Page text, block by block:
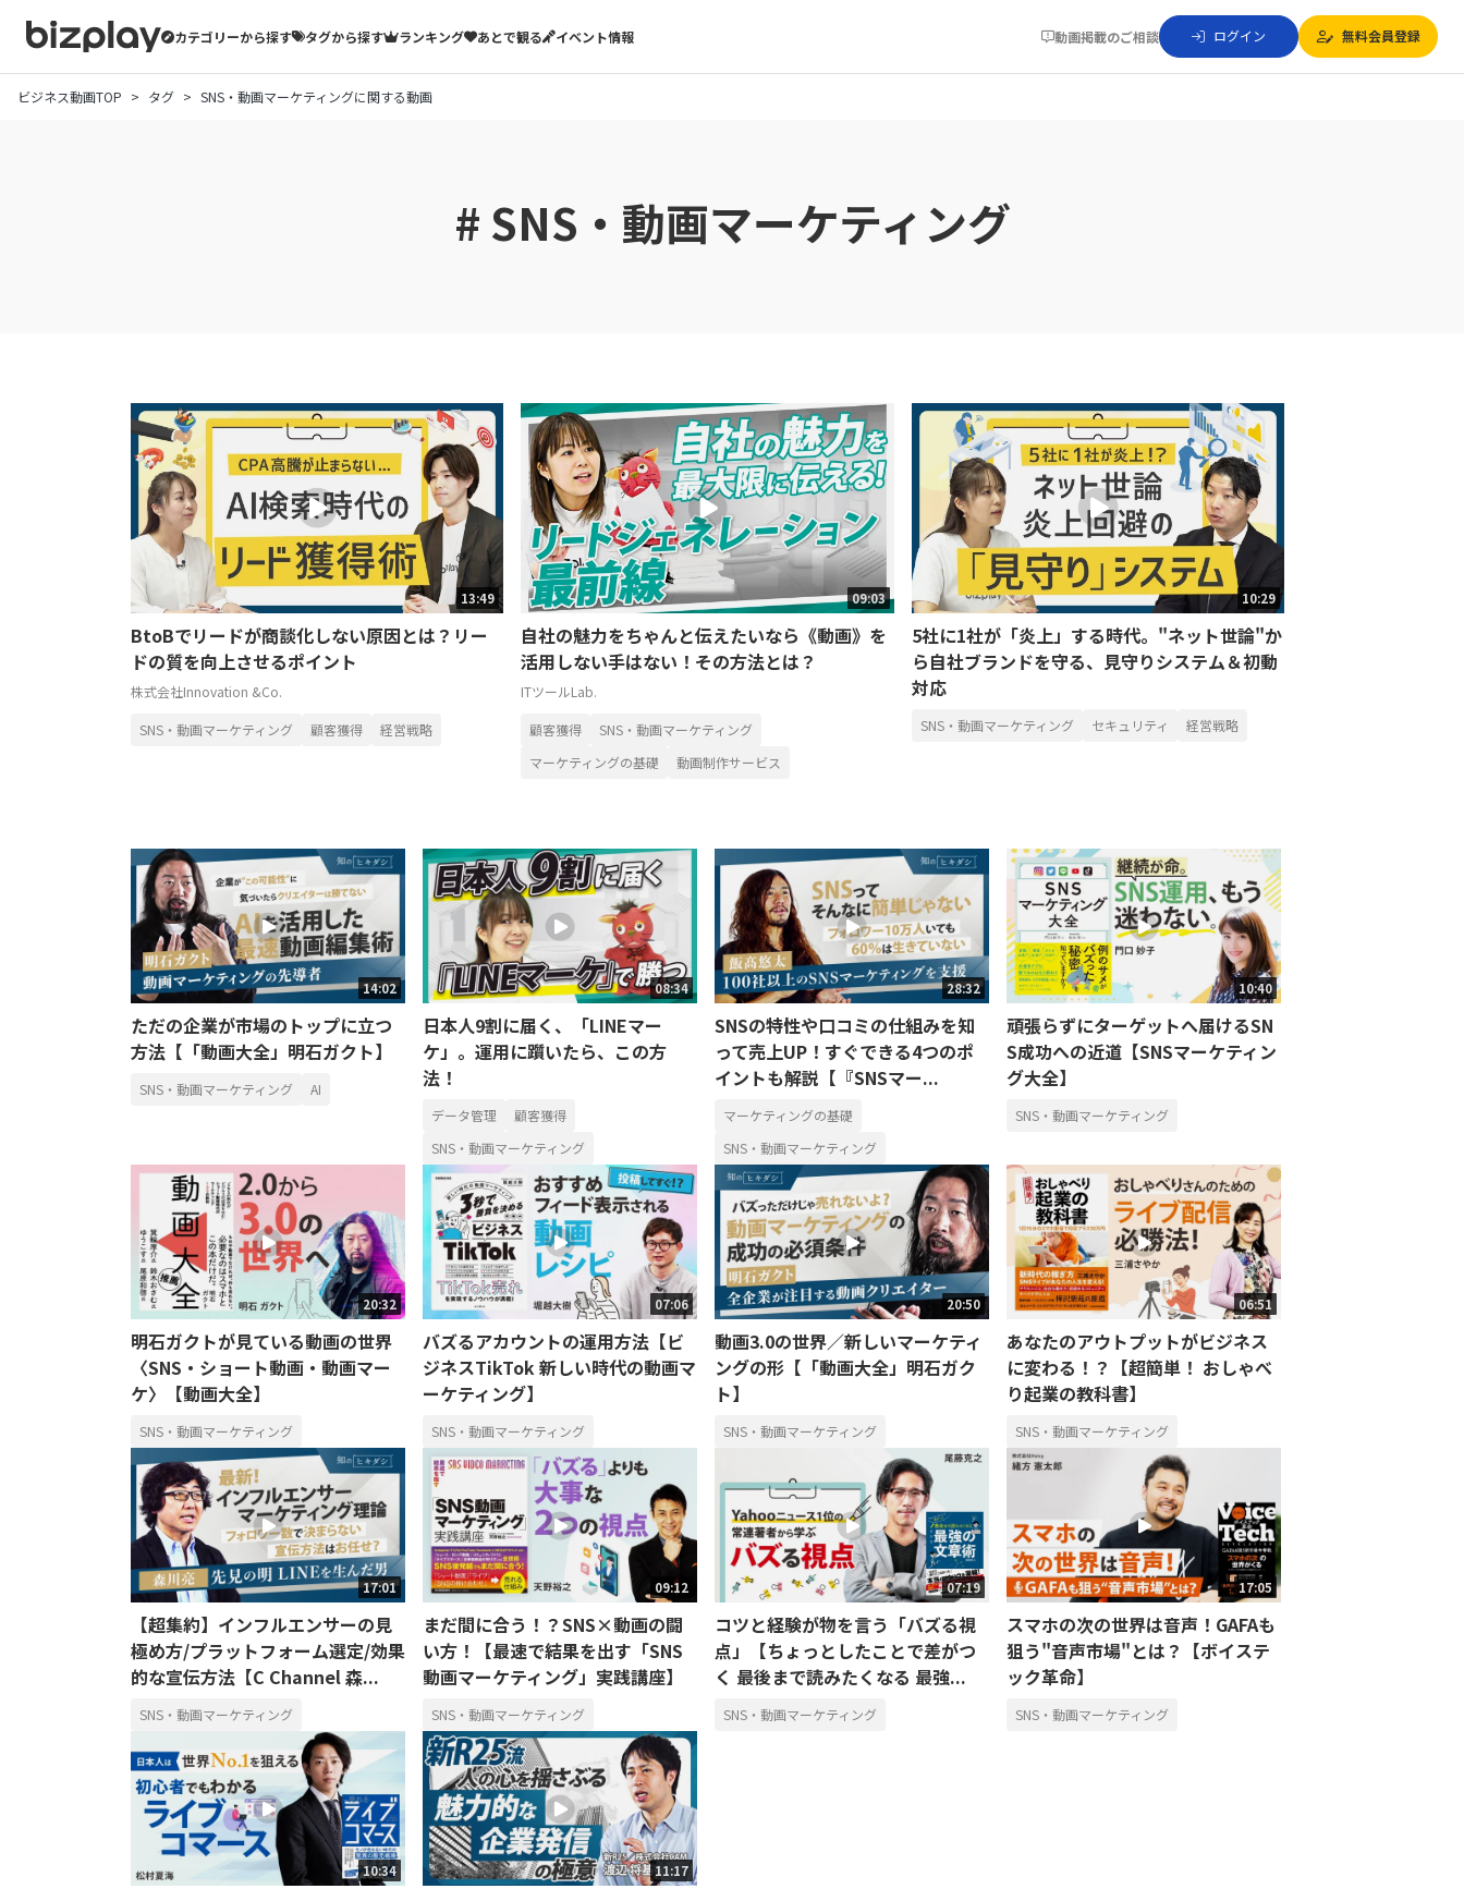
カテゴリーから探す タグから探す ランキング あとで観る イベント情報 動画掲載のご相談 ログイン 無料会員登録
ビジネス動画TOP タグ SNS・動画マーケティングに関する動画
# SNS・動画マーケティング
13:49
BtoBでリードが商談化しない原因とは？リー
ドの質を向上させるポイント
株式会社Innovation &Co.
SNS・動画マーケティング 顧客獲得 経営戦略
09:03
自社の魅力をちゃんと伝えたいなら《動画》を
活用しない手はない！その方法とは？
ITツールLab.
顧客獲得
SNS・動画マーケティング
マーケティングの基礎
動画制作サービス
10:29
5社に1社が「炎上」する時代。"ネット世論"か
ら自社ブランドを守る、見守りシステム＆初動
対応
SNS・動画マーケティング セキュリティ 経営戦略
14:02
ただの企業が市場のトップに立つ
方法【「動画大全」明石ガクト】
SNS・動画マーケティング AI
08:34
日本人9割に届く、「LINEマー
ケ」。運用に躓いたら、この方
法！
データ管理
顧客獲得
SNS・動画マーケティング
28:32
SNSの特性や口コミの仕組みを知
って売上UP！すぐできる4つのポ
イントも解説【『SNSマー...
マーケティングの基礎
SNS・動画マーケティング
10:40
頑張らずにターゲットへ届けるSN
S成功への近道【SNSマーケティン
グ大全】
SNS・動画マーケティング
20:32
明石ガクトが見ている動画の世界
〈SNS・ショート動画・動画マー
ケ〉【動画大全】
SNS・動画マーケティング
07:06
バズるアカウントの運用方法【ビ
ジネスTikTok 新しい時代の動画マ
ーケティング】
SNS・動画マーケティング
20:50
動画3.0の世界／新しいマーケティ
ングの形【「動画大全」明石ガク
ト】
SNS・動画マーケティング
06:51
あなたのアウトプットがビジネス
に変わる！？【超簡単！ おしゃべ
り起業の教科書】
SNS・動画マーケティング
17:01
【超集約】インフルエンサーの見
極め方/プラットフォーム選定/効果
的な宣伝方法【C Channel 森...
SNS・動画マーケティング
09:12
まだ間に合う！？SNS×動画の闘
い方！【最速で結果を出す「SNS
動画マーケティング」実践講座】
SNS・動画マーケティング
07:19
コツと経験が物を言う「バズる視
点」【ちょっとしたことで差がつ
く 最後まで読みたくなる 最強...
SNS・動画マーケティング
17:05
スマホの次の世界は音声！GAFAも
狙う"音声市場"とは？【ボイステ
ック革命】
SNS・動画マーケティング
10:34 11:17